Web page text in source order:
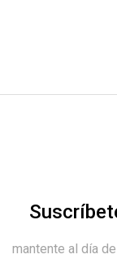
mantente al día